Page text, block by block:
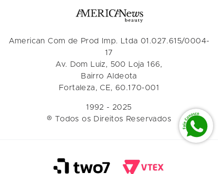
American Com de Prod Imp. Ltda 01.027.615/0004-
17
Av. Dom Luiz, 500 Loja 166,
Bairro Aldeota
Fortaleza, CE, 60.170-001
1992 - 2025
® Todos os Direitos Reservados